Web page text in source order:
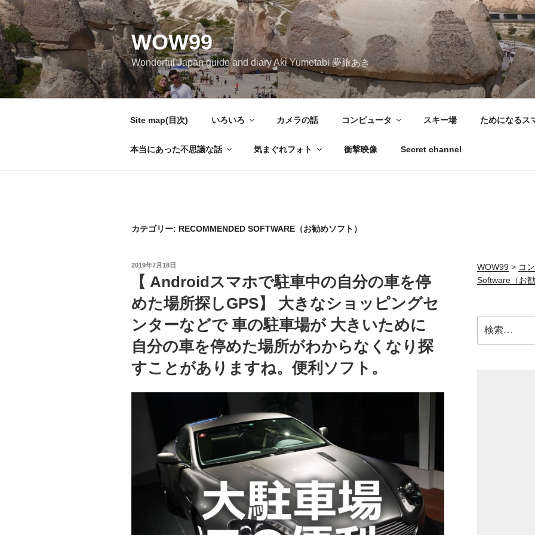
コ
ン
テ
ン
ツ
へ
ス
WOW99
Wonderful Japan guide and diary Aki Yumetabi 夢旅あき
Site map(目次) いろいろ カメラの話 コンピュータ スキー場 ためになるス
本当にあった不思議な話 気まぐれフォト 衝撃映像 Secret channel
カテゴリー: RECOMMENDED SOFTWARE（お勧めソフト）
投
2019年7月18日
【 Androidスマホで駐車中の自分の車を停
めた場所探しGPS】 大きなショッピングセ
ンターなどで 車の駐車場が 大きいために
自分の車を停めた場所がわからなくなり探
すことがありますね。便利ソフト。
WOW99> コ
Software（お勧
索: